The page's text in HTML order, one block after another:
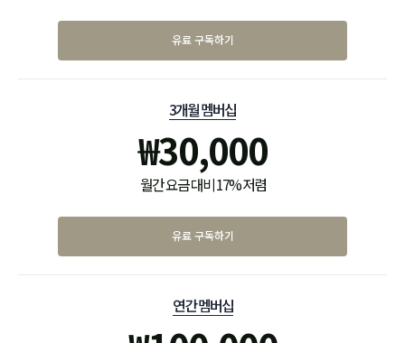
유료 구독하기
3개월 멤버십
₩30,000
월간 요금 대비 17% 저렴
유료 구독하기
연간 멤버십